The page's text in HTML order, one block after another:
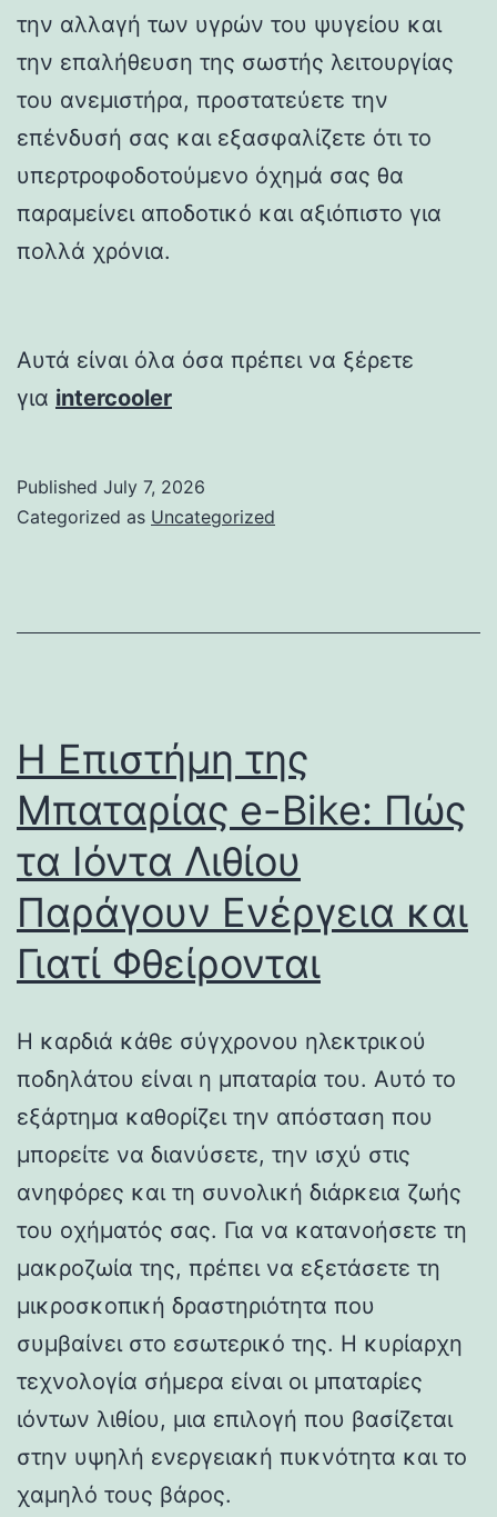
την αλλαγή των υγρών του ψυγείου και
την επαλήθευση της σωστής λειτουργίας
του ανεμιστήρα, προστατεύετε την
επένδυσή σας και εξασφαλίζετε ότι το
υπερτροφοδοτούμενο όχημά σας θα
παραμείνει αποδοτικό και αξιόπιστο για
πολλά χρόνια.
Αυτά είναι όλα όσα πρέπει να ξέρετε
για intercooler
Published July 7, 2026
Categorized as Uncategorized
Η Επιστήμη της
Μπαταρίας e-Bike: Πώς
τα Ιόντα Λιθίου
Παράγουν Ενέργεια και
Γιατί Φθείρονται
Η καρδιά κάθε σύγχρονου ηλεκτρικού
ποδηλάτου είναι η μπαταρία του. Αυτό το
εξάρτημα καθορίζει την απόσταση που
μπορείτε να διανύσετε, την ισχύ στις
ανηφόρες και τη συνολική διάρκεια ζωής
του οχήματός σας. Για να κατανοήσετε τη
μακροζωία της, πρέπει να εξετάσετε τη
μικροσκοπική δραστηριότητα που
συμβαίνει στο εσωτερικό της. Η κυρίαρχη
τεχνολογία σήμερα είναι οι μπαταρίες
ιόντων λιθίου, μια επιλογή που βασίζεται
στην υψηλή ενεργειακή πυκνότητα και το
χαμηλό τους βάρος.